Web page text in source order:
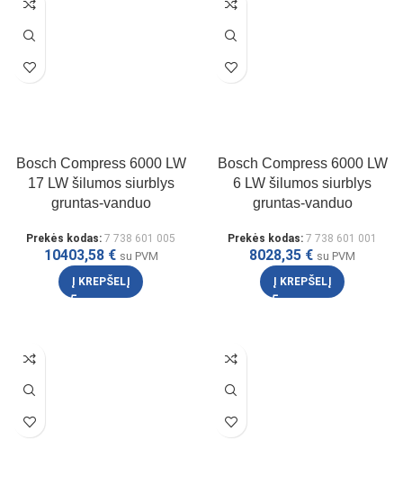
Bosch Compress 6000 LW
17 LW šilumos siurblys
gruntas-vanduo
Prekės kodas: 7 738 601 005
10403,58 € su PVM
Į KREPŠELĮ
Bosch Compress 6000 LW
6 LW šilumos siurblys
gruntas-vanduo
Prekės kodas: 7 738 601 001
8028,35 € su PVM
Į KREPŠELĮ